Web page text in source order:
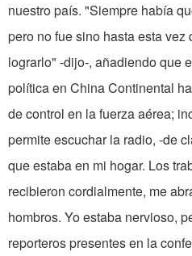
nuestro país. "Siempre había
pero no fue sino hasta esta
lograrlo" -dijo-, añadiendo que
política en China Continental
de control en la fuerza aérea;
permite escuchar la radio, -de
que estaba en mi hogar. Los
recibieron cordialmente, me
hombros. Yo estaba nervioso,
reporteros presentes en la